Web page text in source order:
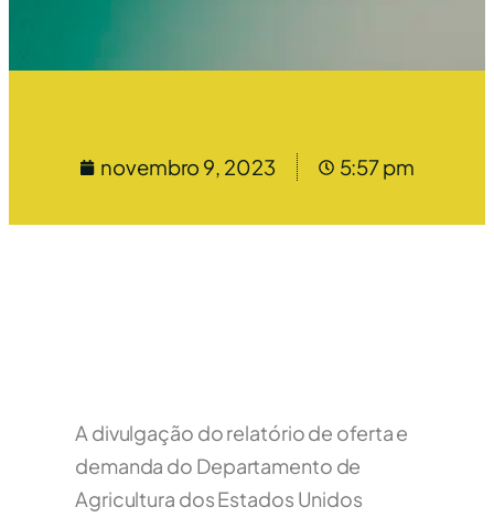
novembro 9, 2023 5:57 pm
A divulgação do relatório de oferta e
demanda do Departamento de
Agricultura dos Estados Unidos